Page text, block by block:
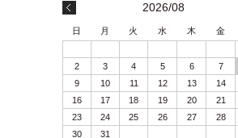
2026/08
日 月 火 水 木 金
2
3 4 5 6 7
9
10 11 12 13 14
16
17 18 19 20 21
23
24 25 26 27 28
30
31